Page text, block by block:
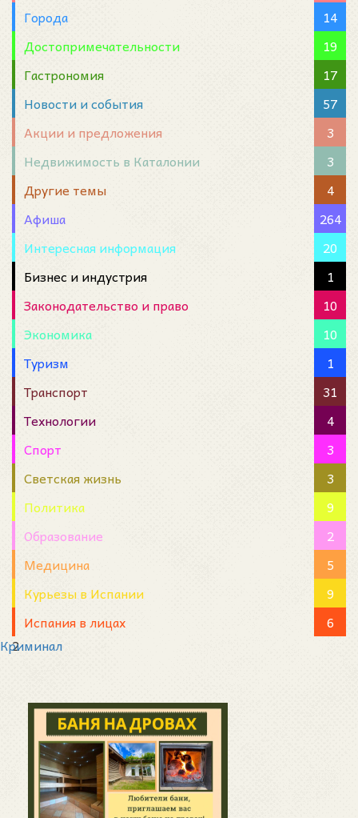
Города
14
Достопримечательности
19
Гастрономия
17
Новости и события
57
Акции и предложения
3
Недвижимость в Каталонии
3
Другие темы
4
Афиша
264
Интересная информация
20
Бизнес и индустрия
1
Законодательство и право
10
Экономика
10
Туризм
1
Транспорт
31
Технологии
4
Спорт
3
Светская жизнь
3
Политика
9
Образование
2
Медицина
5
Курьезы в Испании
9
Испания в лицах
6
Криминал
2